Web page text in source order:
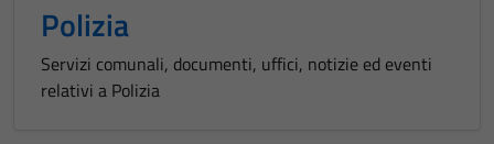
Polizia
Servizi comunali, documenti, uffici, notizie ed eventi
relativi a Polizia